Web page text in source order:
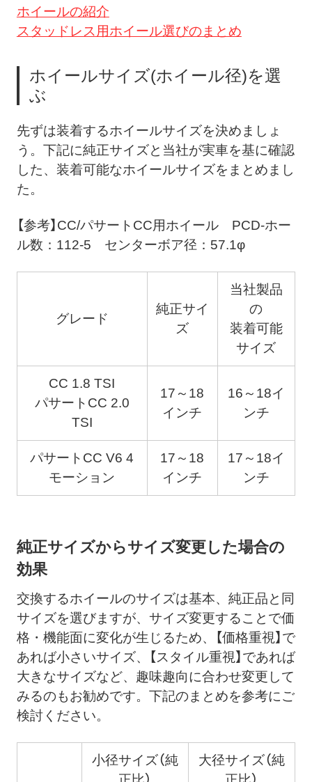
ホイールの紹介
スタッドレス用ホイール選びのまとめ
ホイールサイズ(ホイール径)を選
ぶ
先ずは装着するホイールサイズを決めましょ
う。下記に純正サイズと当社が実車を基に確認
した、装着可能なホイールサイズをまとめまし
た。
【参考】CC/パサートCC用ホイール PCD-ホー
ル数：112-5 センターボア径：57.1φ
グレード
純正サイ
ズ
当社製品
の
装着可能
サイズ
CC 1.8 TSI
パサートCC 2.0
TSI
17～18
インチ
16～18イ
ンチ
パサートCC V6 4
モーション
17～18
インチ
17～18イ
ンチ
純正サイズからサイズ変更した場合の
効果
交換するホイールのサイズは基本、純正品と同
サイズを選びますが、サイズ変更することで価
格・機能面に変化が生じるため、【価格重視】で
あれば小さいサイズ、【スタイル重視】であれば
大きなサイズなど、趣味趣向に合わせ変更して
みるのもお勧めです。下記のまとめを参考にご
検討ください。
小径サイズ（純
大径サイズ（純